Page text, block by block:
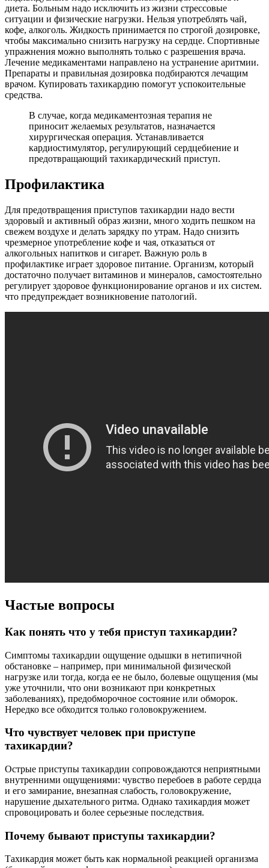
диета. Больным надо исключить из жизни стрессовые
ситуации и физические нагрузки. Нельзя употреблять чай,
кофе, алкоголь. Жидкость принимается по строгой дозировке,
чтобы максимально снизить нагрузку на сердце. Спортивные
упражнения можно выполнять только с разрешения врача.
Лечение медикаментами направлено на устранение аритмии.
Препараты и правильная дозировка подбираются лечащим
врачом. Купировать тахикардию помогут успокоительные
средства.
В случае, когда медикаментозная терапия не
приносит желаемых результатов, назначается
хирургическая операция. Устанавливается
кардиостимулятор, регулирующий сердцебиение и
предотвращающий тахикардический приступ.
Профилактика
Для предотвращения приступов тахикардии надо вести
здоровый и активный образ жизни, много ходить пешком на
свежем воздухе и делать зарядку по утрам. Надо снизить
чрезмерное употребление кофе и чая, отказаться от
алкогольных напитков и сигарет. Важную роль в
профилактике играет здоровое питание. Организм, который
достаточно получает витаминов и минералов, самостоятельно
регулирует здоровое функционирование органов и их систем.
что предупреждает возникновение патологий.
Частые вопросы
Как понять что у тебя приступ тахикардии?
Симптомы тахикардии ощущение одышки в нетипичной
обстановке – например, при минимальной физической
нагрузке или тогда, когда ее не было, болевые ощущения (мы
уже уточнили, что они возникают при конкретных
заболеваниях), предобморочное состояние или обморок.
Нередко все обходится только головокружением.
Что чувствует человек при приступе
тахикардии?
Острые приступы тахикардии сопровождаются неприятными
внутренними ощущениями: чувство перебоев в работе сердца
и его замирание, внезапная слабость, головокружение,
нарушение дыхательного ритма. Однако тахикардия может
спровоцировать и более серьезные последствия.
Почему бывают приступы тахикардии?
Тахикардия может быть как нормальной реакцией организма